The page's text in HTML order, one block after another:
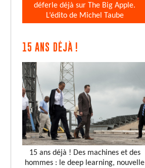
déferle déjà sur The Big Apple.
L’édito de Michel Taube
15 ANS DÉJÀ !
15 ans déjà ! Des machines et des
hommes : le deep learning, nouvelle